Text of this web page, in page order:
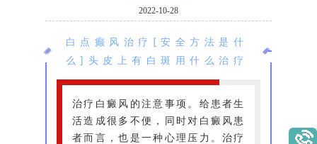
2022-10-28
白点癫风治疗[安全方法是什
么]头皮上有白斑用什么治疗
治疗白癜风的注意事项。给患者生
活造成很多不便，同时对白癜风患
者而言，也是一种心理压力。治疗